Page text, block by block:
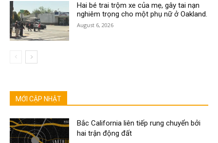
Hai bé trai trộm xe của mẹ, gây tai nạn
nghiêm trọng cho một phụ nữ ở Oakland.
August 6, 2026
MỚI CẬP NHẬT
Bắc California liên tiếp rung chuyển bởi
hai trận động đất